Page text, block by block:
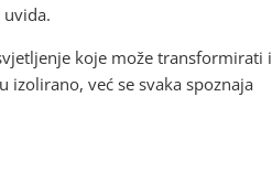
koje može transformirati i
već se svaka spoznaja